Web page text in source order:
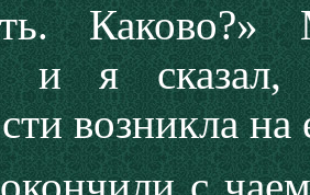
и я
возникла на